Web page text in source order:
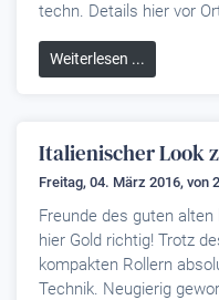
techn. Details hier vor
Weiterlesen ...
Italienischer Look
Freitag, 04. März 2016, von
Freunde des guten
hier Gold richtig! Trotz
kompakten Rollern
Technik. Neugierig